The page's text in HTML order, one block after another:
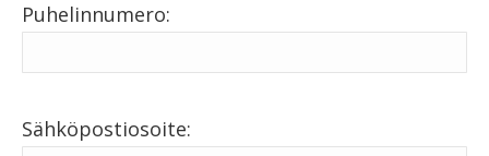
Puhelinnumero:
Sähköpostiosoite: